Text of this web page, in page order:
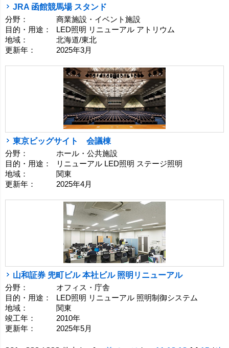
JRA 函館競馬場 スタンド
分野：
商業施設・イベント施設
目的・用途：
LED照明 リニューアル アトリウム
地域：
北海道/東北
更新年：
2025年3月
東京ビッグサイト 会議棟
分野：
ホール・公共施設
目的・用途：
リニューアル LED照明 ステージ照明
地域：
関東
更新年：
2025年4月
山和証券 兜町ビル 本社ビル 照明リニューアル
分野：
オフィス・庁舎
目的・用途：
LED照明 リニューアル 照明制御システム
地域：
関東
竣工年：
2010年
更新年：
2025年5月